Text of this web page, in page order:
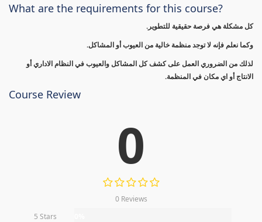
What are the requirements for this course?
كل مشكلة هي فرصة حقيقية للتطوير.
وكما نعلم فإنه لا توجد منظمة خالية من العيوب أو المشاكل.
لذلك من الضروري العمل على كشف كل المشاكل والعيوب في النظام الاداري أو
الانتاج أو اي مكان في المنظمة.
Course Review
0
0 Reviews
5 Stars